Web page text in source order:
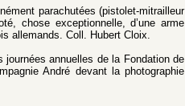
parachutées (pistolet-mitrailleur
chose exceptionnelle, d’une arme
allemands. Coll. Hubert Cloix.
annuelles de la Fondation de
André devant la photographie